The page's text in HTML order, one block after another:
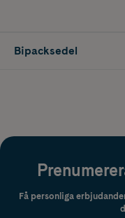
Bipacksedel
Få personliga